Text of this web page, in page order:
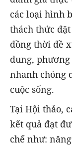
các loại hình
thách thức
đồng thời đề
dung,
nhanh chóng
cuộc sống.
Tại Hội thảo,
kết quả đạt
chế như: